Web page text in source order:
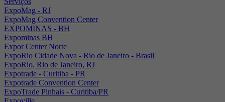
ExpoMag - RJ
ExpoMag Convention Center
EXPOMINAS - BH
Expominas BH
Expor Center Norte
ExpoRio Cidade Nova - Rio de Janeiro - Brasil
ExpoRio, Rio de Janeiro, RJ
Expotrade - Curitiba - PR
Expotrade Convention Center
ExpoTrade Pinhais - Curitiba/PR